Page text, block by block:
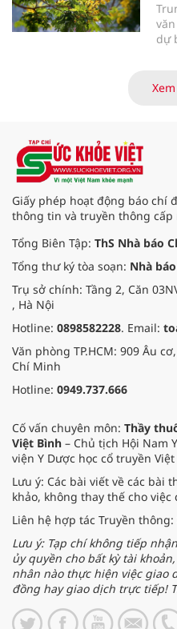
dự
Giấy phép hoạt động báo chí
thông tin và truyền thông cấp
Tổng Biên Tập: ThS Nhà báo
Tổng thư ký tòa soạn: Nhà
Trụ sở chính: Tầng 2, Căn
, Hà Nội
Hotline: 0898582228. Email:
Văn phòng TP.HCM: 909 Âu
Chí Minh
Hotline: 0949.737.666
Cố vấn chuyên môn: Thầy
Việt Bình – Chủ tịch Hội Nam
viện Y Dược học cổ truyền Việt
Lưu ý: Các bài viết về các bài
khảo, không thay thế cho
Liên hệ hợp tác Truyền thông:
Lưu ý: Tạp chí không tiếp
ủy quyền cho bất kỳ tài
nhân nào thực hiện việc giao
đồng hay giao dịch trực tiếp!